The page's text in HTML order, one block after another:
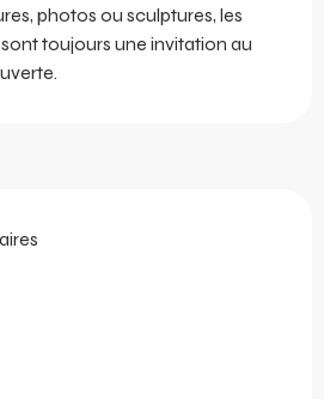
photos ou sculptures, les
toujours une invitation au